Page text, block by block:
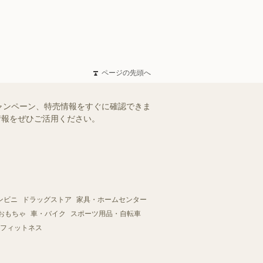
ページの先頭へ
ペーン、特売情報をすぐに確認できま
をぜひご活用ください。
ビニ ドラッグストア
家具・ホームセンター
もちゃ
車・バイク
スポーツ用品・自転車
ィットネス